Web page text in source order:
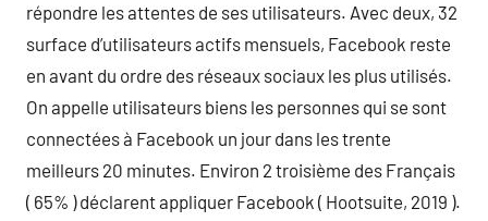
répondre les attentes de ses utilisateurs. Avec deux, 32
surface d’utilisateurs actifs mensuels, Facebook reste
en avant du ordre des réseaux sociaux les plus utilisés.
On appelle utilisateurs biens les personnes qui se sont
connectées à Facebook un jour dans les trente
meilleurs 20 minutes. Environ 2 troisième des Français
( 65% ) déclarent appliquer Facebook ( Hootsuite, 2019 ).